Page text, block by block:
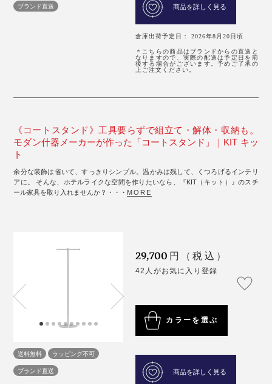
ブランド直送
商品を詳しく見る
倉庫出荷予定日： 2026年8月20日頃
＊こちらの商品はブランドからの直送と
なりますので、実際の配送は予定日を前
後する場合がございます。予めご了承の
上ご注文ください。
《コートスタンド》工具要らずで組立て・解体・収納も。
モダン什器メーカーが作った「コートスタンド」｜KIT キッ
ト
余分な装飾は省いて、すっきりシンプル。温かみは残して、くつろげるインテリ
アに。 そんな、ホテルライクな空間を作りたいなら、『KIT（キット）』のスチ
ール家具を取り入れませんか？・・・ MORE
送料無料
ラッピング不可
ブランド直送
29,700 円（税込）
42人がお気に入り登録
カラーを選ぶ
商品を詳しく見る